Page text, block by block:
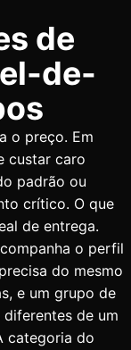
de
de-
o preço. Em
custar caro
padrão ou
crítico. O que
de entrega.
o perfil
do mesmo
e um grupo de
de um
categoria do